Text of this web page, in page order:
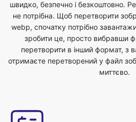
перетворити в інший формат, з
отримаєте перетворений у файл
миттєво.